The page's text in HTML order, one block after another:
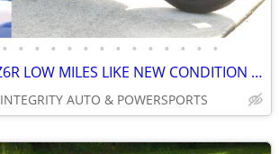
• • • • • • • • • • • • • •
2016 YAMAHA FZ6R LOW MILES LIKE NEW CONDITION NO BS FEES!!!!!
INTEGRITY AUTO & POWERSPORTS